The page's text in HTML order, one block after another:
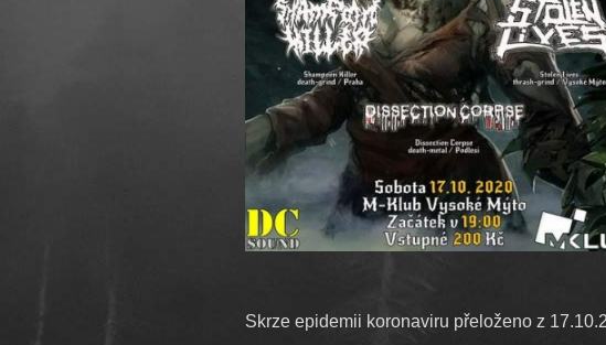
Skrze epidemii koronaviru přeloženo z